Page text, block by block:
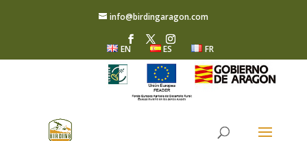
info@birdingaragon.com
EN ES FR